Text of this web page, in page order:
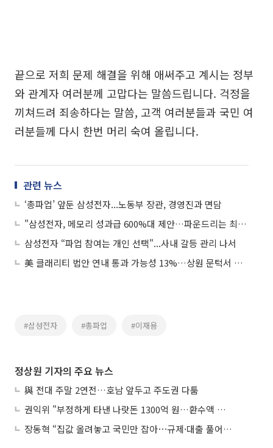
끝으로 저희 문제 해결을 위해 애써주고 계시는 정부
와 관계자 여러분께 고맙다는 말씀드립니다. 걱정을
끼쳐드려 죄송하다는 말씀, 고객 여러분들과 국민 여
러분들께 다시 한번 머리 숙여 올립니다.
관련 뉴스
‘총파업’ 앞둔 삼성전자...노동부 장관, 경영진과 면담
"삼성전자, 메모리 성과급 600%대 제안…파운드리는 최대 100%"
삼성전자 “파업 참여는 개인 선택"...사내 갈등 관리 나서
美 클래리티 법안 연내 통과 가능성 13%…상원 문턱서 제동
#삼성전자 #총파업 #이재용
정상원 기자의 주요 뉴스
與 전대 주말 2연전…호남 앞두고 주도권 다툼
권익위 "부정하게 타낸 나랏돈 1300억 원…환수액 역대 최대"
장동혁 “집값 올려놓고 국민만 잡아⋯규제·대출 풀어야”